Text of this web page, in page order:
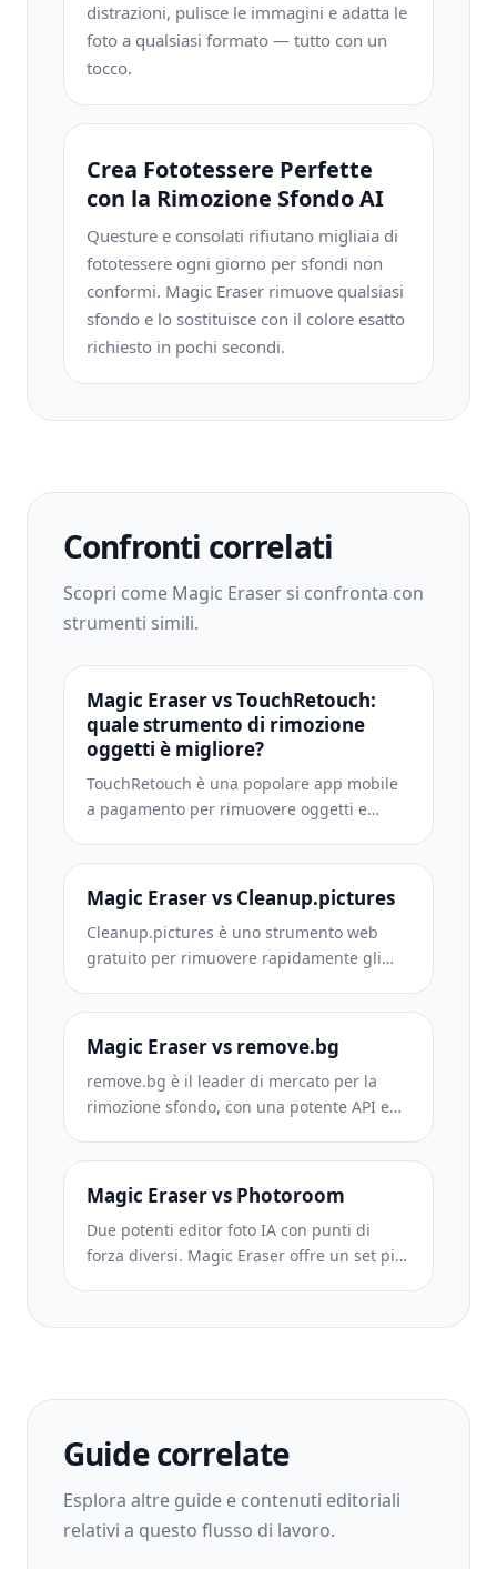
distrazioni, pulisce le immagini e adatta le
foto a qualsiasi formato — tutto con un
tocco.
Crea Fototessere Perfette
con la Rimozione Sfondo AI
Questure e consolati rifiutano migliaia di
fototessere ogni giorno per sfondi non
conformi. Magic Eraser rimuove qualsiasi
sfondo e lo sostituisce con il colore esatto
richiesto in pochi secondi.
Confronti correlati
Scopri come Magic Eraser si confronta con
strumenti simili.
Magic Eraser vs TouchRetouch:
quale strumento di rimozione
oggetti è migliore?
TouchRetouch è una popolare app mobile
a pagamento per rimuovere oggetti e
gratuito su qualsiasi dispositivo senza
installazione. Confronta funzionalità,
prezzi e facilità d'uso.
Magic Eraser vs Cleanup.pictures
Cleanup.pictures è uno strumento web
gratuito per rimuovere rapidamente gli
editing IA, app mobili e un'elaborazione
avanzata. Scopri il confronto.
Magic Eraser vs remove.bg
remove.bg è il leader di mercato per la
rimozione sfondo, con una potente API e
Eraser offre otto strumenti IA — dalla
rimozione oggetti e riempimento
generativo al miglioramento IA e design —
tutto in un unico editor.
Magic Eraser vs Photoroom
Due potenti editor foto IA con punti di
forza diversi. Magic Eraser offre un set più
prodotti e-commerce e nell'elaborazione
Guide correlate
Esplora altre guide e contenuti editoriali
relativi a questo flusso di lavoro.